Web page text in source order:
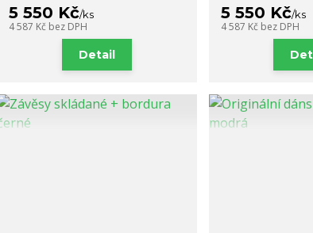
5 550 Kč/ks
4 587 Kč bez DPH
Detail
5 550 Kč/ks
4 587 Kč bez DPH